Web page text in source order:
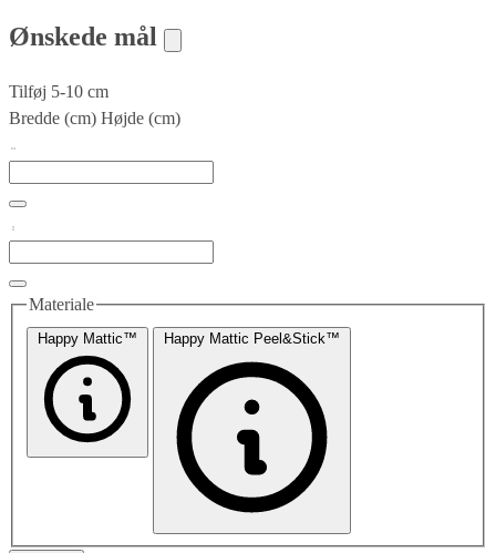
Ønskede mål
Tilføj 5-10 cm
Bredde (cm) Højde (cm)
Materiale
Happy Mattic™ Happy Mattic Peel&Stick™